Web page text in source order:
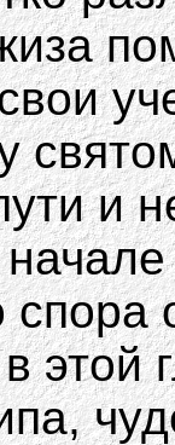
и
спора
этой